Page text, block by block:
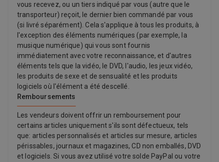
vous recevez, ou un tiers indiqué par vous (autre que le
transporteur) reçoit, le dernier bien commandé par vous
(si livré séparément). Cela s'applique à tous les produits, à
l'exception des éléments numériques (par exemple, la
musique numérique) qui vous sont fournis
immédiatement avec votre reconnaissance, et d'autres
éléments tels que la vidéo, le DVD, l'audio, les jeux vidéo,
les produits de sexe et de sensualité et les produits
logiciels où l'élément a été descellé.
Remboursements
Les vendeurs doivent offrir un remboursement pour
certains articles uniquement s'ils sont défectueux, tels
que: articles personnalisés et articles sur mesure, articles
périssables, journaux et magazines, CD non emballés, DVD
et logiciels. Si vous avez utilisé votre solde PayPal ou votre